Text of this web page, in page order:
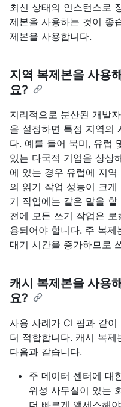
최신 상태의 인스턴스로
제본을 사용하는 것이 좋
제본을 사용합니다.
지역 복제본을 사용
요?
지리적으로 분산된 개발
을 설정하면 특정 지역의
다. 예를 들어 북미, 유럽
있는 다국적 기업을 상상
에 있는 경우 유럽에 지
의 읽기 작업 성능이 크
기 작업에는 같은 말을
전에 모든 쓰기 작업은
용되어야 합니다. 주 복
대기 시간을 증가하므로
캐시 복제본을 사용
요?
사용 사례가 CI 팜과 같
더 적합합니다. 캐시 복
다음과 같습니다.
주 데이터 센터에 대
위성 사무실이 있는